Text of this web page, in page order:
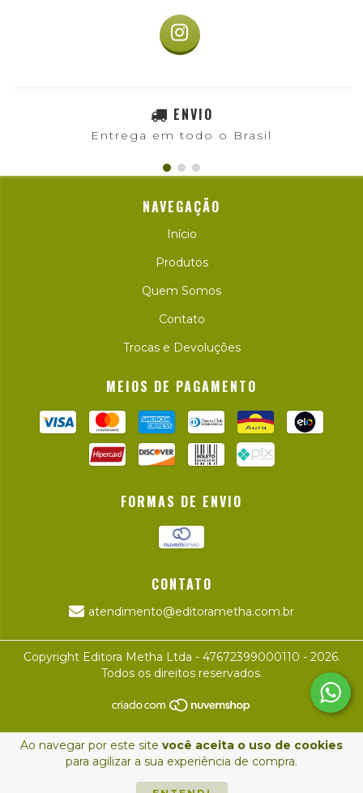
Ao navegar por este site você aceita o uso de cookies
para agilizar a sua experiência de compra.
ENVIO
Entrega em todo o Brasil
NAVEGAÇÃO
Início
Produtos
Quem Somos
Contato
Trocas e Devoluções
MEIOS DE PAGAMENTO
FORMAS DE ENVIO
CONTATO
atendimento@editorametha.com.br
Copyright Editora Metha Ltda - 47672399000110 - 2026.
Todos os direitos reservados.